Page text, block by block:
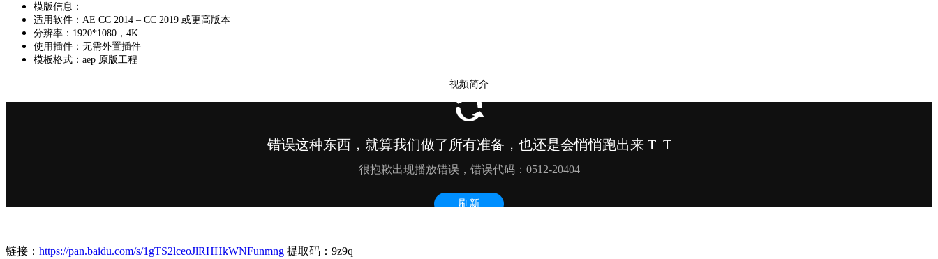
模版信息：
适用软件：AE CC 2014 – CC 2019 或更高版本
分辨率：1920*1080，4K
使用插件：无需外置插件
模板格式：aep 原版工程
视频简介
链接： https://pan.baidu.com/s/1gTS2lceoJlRHHkWNFunmng 提取码：9z9q